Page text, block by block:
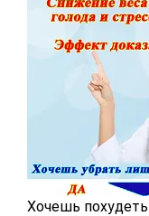
Хочешь